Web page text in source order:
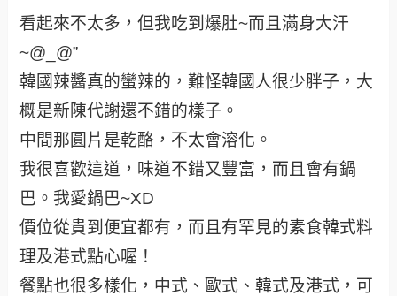
看起來不太多，但我吃到爆肚~而且滿身大汗
~@_@”
韓國辣醬真的蠻辣的，難怪韓國人很少胖子，大
概是新陳代謝還不錯的樣子。
中間那圓片是乾酪，不太會溶化。
我很喜歡這道，味道不錯又豐富，而且會有鍋
巴。我愛鍋巴~XD
價位從貴到便宜都有，而且有罕見的素食韓式料
理及港式點心喔！
餐點也很多樣化，中式、歐式、韓式及港式，可